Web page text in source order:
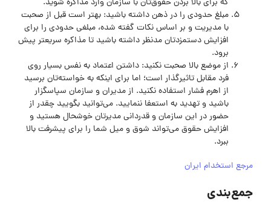
که برای بالا بردن حقوق‌تان با سازمان وارد مذاکره شوید.
مبلغ حدودی را در ذهن داشته باشید: بهتر است قبل از صحبت
با مدیریت و بر اساس نکات گفته شده، مبلغی حدودی را برای
افزایش دستمزدتان مدنظر داشته باشید تا مذاکره سریع‎تر پیش
برود.
از موضع بالا صحبت نکنید: داشتن اعتماد به نفس بسیار روی
فرد مقابل تاثیرگذار است؛ اما برای اینکه به خواسته‌تان برسید
از اهرم فشار استفاده نکنید. از مدیران و سازمان سپاسگزار
باشید و تهدید به استعفا ننمایید. می‌توانید بگویید چقدر از
حضور در این سازمان و قدردانی مدیرتان خوشحال هستید و
افزایش حقوق می‌تواند شوق و میل شما را برای پیشرفت بالا
ببرد.
مرجع استخدام ایران
جمع‌بندی